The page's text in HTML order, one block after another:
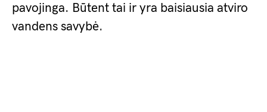
pavojinga. Būtent tai ir yra baisiausia atviro
vandens savybė.